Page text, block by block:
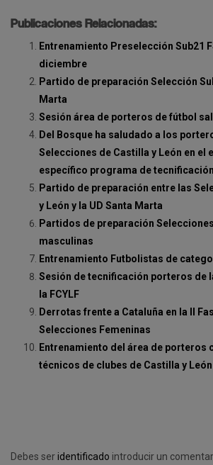
Publicaciones Relacionadas:
Entrenamiento Preselección Sub21
diciembre
Partido de preparación Selección
Marta
Sesión área de porteros de fútbol
Del Bosque ha saludado a los
Selecciones de Castilla y León en el
específico programa de
Partido de preparación entre las
y León y la UD Santa Marta
Partidos de preparación
masculinas
Entrenamiento Futbolistas de
Sesión de tecnificación porteros de
la FCYLF
Derrotas frente a Cataluña en la II
Selecciones Femeninas
Entrenamiento del área de porteros
técnicos de clubes de Castilla y León
Debes seridentificado introducir un